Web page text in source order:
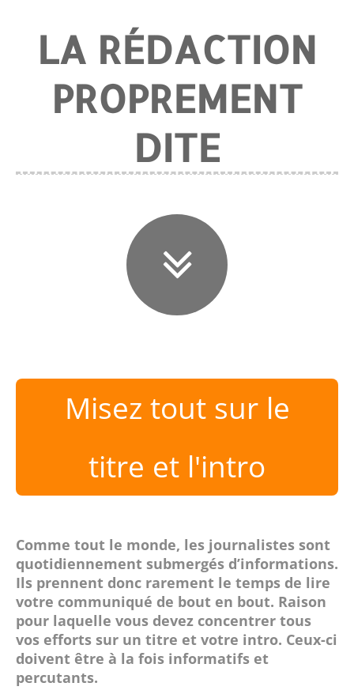
LA RÉDACTION
PROPREMENT
DITE
Misez tout sur le
titre et l'intro
Comme tout le monde, les journalistes sont
quotidiennement submergés d’informations.
Ils prennent donc rarement le temps de lire
votre communiqué de bout en bout. Raison
pour laquelle vous devez concentrer tous
vos efforts sur un titre et votre intro. Ceux-ci
doivent être à la fois informatifs et
percutants.